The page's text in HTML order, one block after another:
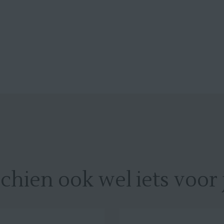
ook wel iets voor